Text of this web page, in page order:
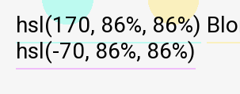
hsl(170, 86%, 86%)
hsl(-70, 86%, 86%)